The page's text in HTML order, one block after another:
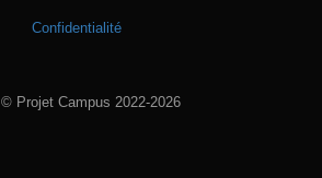
Confidentialité
© Projet Campus 2022-2026